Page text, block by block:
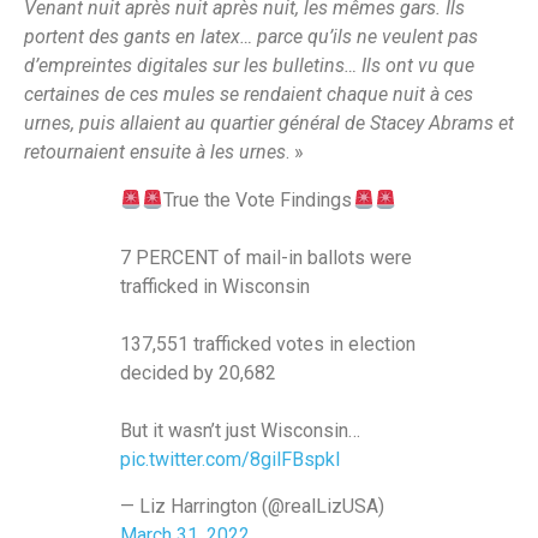
Venant nuit après nuit après nuit, les mêmes gars. Ils
portent des gants en latex… parce qu’ils ne veulent pas
d’empreintes digitales sur les bulletins… Ils ont vu que
certaines de ces mules se rendaient chaque nuit à ces
urnes, puis allaient au quartier général de Stacey Abrams et
retournaient ensuite à les urnes. »
True the Vote Findings
7 PERCENT of mail-in ballots were
trafficked in Wisconsin
137,551 trafficked votes in election
decided by 20,682
But it wasn’t just Wisconsin…
pic.twitter.com/8gilFBspkl
— Liz Harrington (@realLizUSA)